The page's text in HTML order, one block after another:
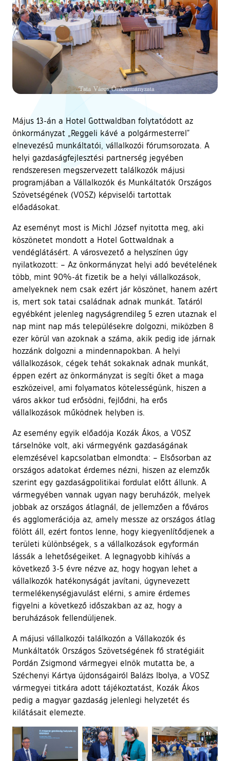
Május 13-án a Hotel Gottwaldban folytatódott az
önkormányzat „Reggeli kávé a polgármesterrel”
elnevezésű munkáltatói, vállalkozói fórumsorozata. A
helyi gazdaságfejlesztési partnerség jegyében
rendszeresen megszervezett találkozók májusi
programjában a Vállalkozók és Munkáltatók Országos
Szövetségének (VOSZ) képviselői tartottak
előadásokat.
Az eseményt most is Michl József nyitotta meg, aki
köszönetet mondott a Hotel Gottwaldnak a
vendéglátásért. A városvezető a helyszínen úgy
nyilatkozott: – Az önkormányzat helyi adó bevételének
több, mint 90%-át fizetik be a helyi vállalkozások,
amelyeknek nem csak ezért jár köszönet, hanem azért
is, mert sok tatai családnak adnak munkát. Tatáról
egyébként jelenleg nagyságrendileg 5 ezren utaznak el
nap mint nap más településekre dolgozni, miközben 8
ezer körül van azoknak a száma, akik pedig ide járnak
hozzánk dolgozni a mindennapokban. A helyi
vállalkozások, cégek tehát sokaknak adnak munkát,
éppen ezért az önkormányzat is segíti őket a maga
eszközeivel, ami folyamatos kötelességünk, hiszen a
város akkor tud erősödni, fejlődni, ha erős
vállalkozások működnek helyben is.
Az esemény egyik előadója Kozák Ákos, a VOSZ
társelnöke volt, aki vármegyénk gazdaságának
elemzésével kapcsolatban elmondta: – Elsősorban az
országos adatokat érdemes nézni, hiszen az elemzők
szerint egy gazdaságpolitikai fordulat előtt állunk. A
vármegyében vannak ugyan nagy beruházók, melyek
jobbak az országos átlagnál, de jellemzően a főváros
és agglomerációja az, amely messze az országos átlag
fölött áll, ezért fontos lenne, hogy kiegyenlítődjenek a
területi különbségek, s a vállalkozások egyformán
lássák a lehetőségeiket. A legnagyobb kihívás a
következő 3-5 évre nézve az, hogy hogyan lehet a
vállalkozók hatékonyságát javítani, úgynevezett
termelékenységjavulást elérni, s amire érdemes
figyelni a következő időszakban az az, hogy a
beruházások fellendüljenek.
A májusi vállalkozói találkozón a Vállakozók és
Munkáltatók Országos Szövetségének fő stratégiáit
Pordán Zsigmond vármegyei elnök mutatta be, a
Széchenyi Kártya újdonságairól Balázs Ibolya, a VOSZ
vármegyei titkára adott tájékoztatást, Kozák Ákos
pedig a magyar gazdaság jelenlegi helyzetét és
kilátásait elemezte.
Ugrás a galéria utánra